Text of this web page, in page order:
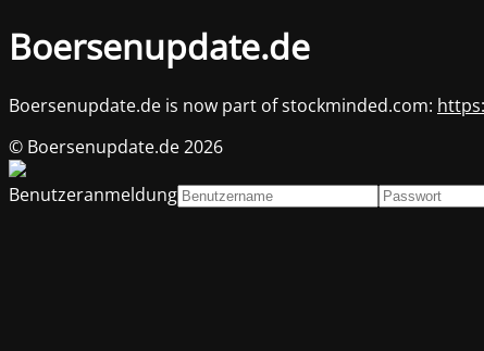
Boersenupdate.de
Boersenupdate.de is now part of stockminded.com:
© Boersenupdate.de 2026
Benutzeranmeldung